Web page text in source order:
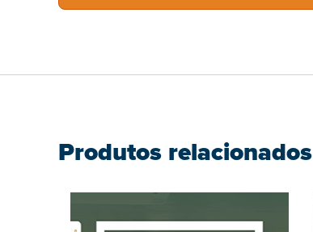
Produtos relacionados